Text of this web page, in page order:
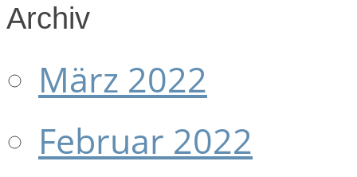
Archiv
März 2022
Februar 2022